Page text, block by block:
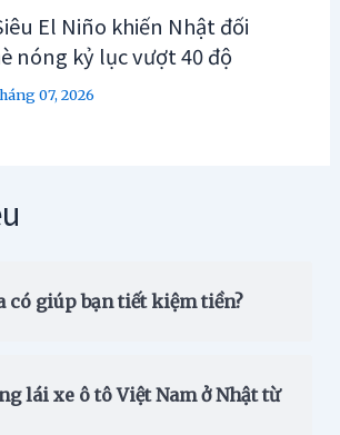
El Niño khiến Nhật đối
nóng kỷ lục vượt 40 độ
07, 2026
có giúp bạn tiết kiệm tiền?
lái xe ô tô Việt Nam ở Nhật từ